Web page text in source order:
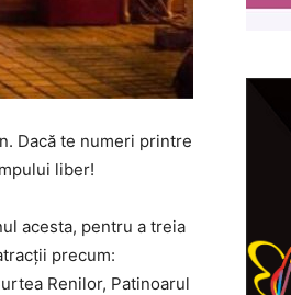
Dacă te numeri printre
liber!
acesta, pentru a treia
precum:
Renilor, Patinoarul